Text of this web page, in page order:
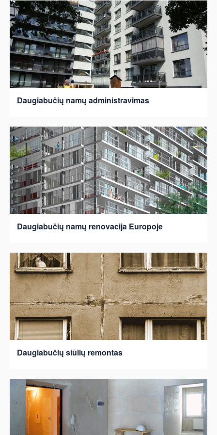
Daugiabučių namų administravimas
Daugiabučių namų renovacija Europoje
Daugiabučių siūlių remontas